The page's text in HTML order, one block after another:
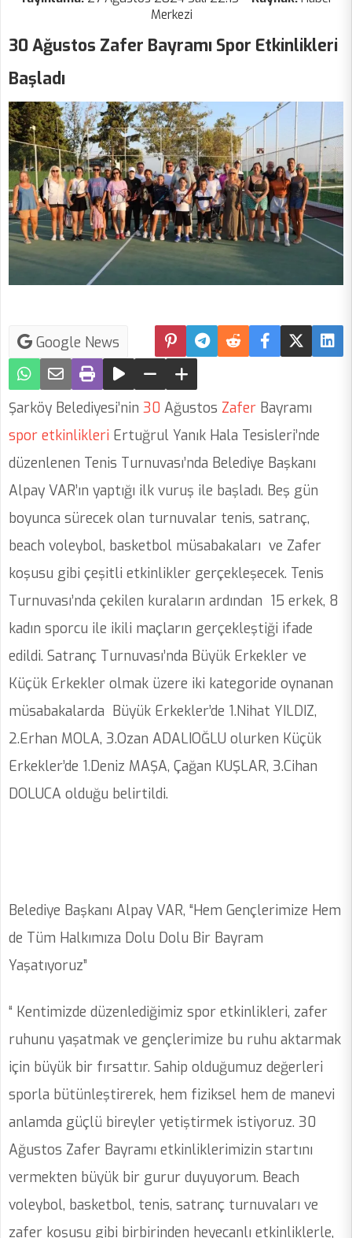
Merkezi
30 Ağustos Zafer Bayramı Spor Etkinlikleri
Başladı
Google News
Şarköy Belediyesi’nin 30 Ağustos Zafer Bayramı
spor etkinlikleri Ertuğrul Yanık Hala Tesisleri’nde
düzenlenen Tenis Turnuvası’nda Belediye Başkanı
Alpay VAR’ın yaptığı ilk vuruş ile başladı. Beş gün
boyunca sürecek olan turnuvalar tenis, satranç,
beach voleybol, basketbol müsabakaları ve Zafer
koşusu gibi çeşitli etkinlikler gerçekleşecek. Tenis
Turnuvası’nda çekilen kuraların ardından 15 erkek, 8
kadın sporcu ile ikili maçların gerçekleştiği ifade
edildi. Satranç Turnuvası’nda Büyük Erkekler ve
Küçük Erkekler olmak üzere iki kategoride oynanan
müsabakalarda Büyük Erkekler’de 1.Nihat YILDIZ,
2.Erhan MOLA, 3.Ozan ADALIOĞLU olurken Küçük
Erkekler’de 1.Deniz MAŞA, Çağan KUŞLAR, 3.Cihan
DOLUCA olduğu belirtildi.
Belediye Başkanı Alpay VAR, “Hem Gençlerimize Hem
de Tüm Halkımıza Dolu Dolu Bir Bayram
Yaşatıyoruz”
“ Kentimizde düzenlediğimiz spor etkinlikleri, zafer
ruhunu yaşatmak ve gençlerimize bu ruhu aktarmak
için büyük bir fırsattır. Sahip olduğumuz değerleri
sporla bütünleştirerek, hem fiziksel hem de manevi
anlamda güçlü bireyler yetiştirmek istiyoruz. 30
Ağustos Zafer Bayramı etkinliklerimizin startını
vermekten büyük bir gurur duyuyorum. Beach
voleybol, basketbol, tenis, satranç turnuvaları ve
zafer koşusu gibi birbirinden heyecanlı etkinliklerle,